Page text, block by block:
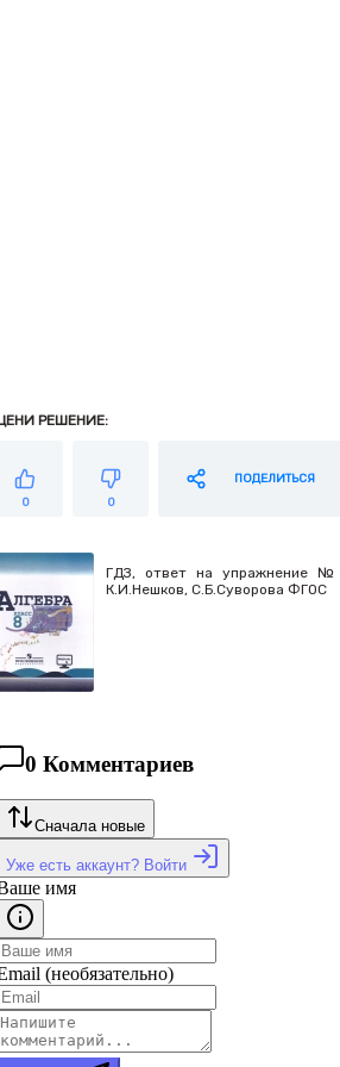
РЕШЕНИЕ:
0 0
ПОДЕЛИТЬСЯ
ГДЗ, ответ на упражнение
К.И.Нешков, С.Б.Суворова ФГОС